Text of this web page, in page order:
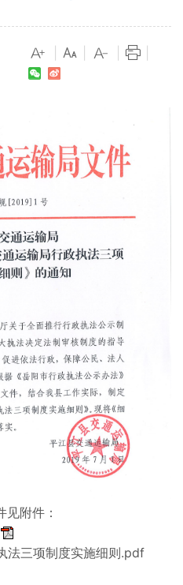
见附件：
法三项制度实施细则.pdf